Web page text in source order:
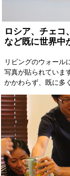
ロシア、チェコ
など既に世界中
リビングのウォール
写真が貼られていま
かかわらず、既に多